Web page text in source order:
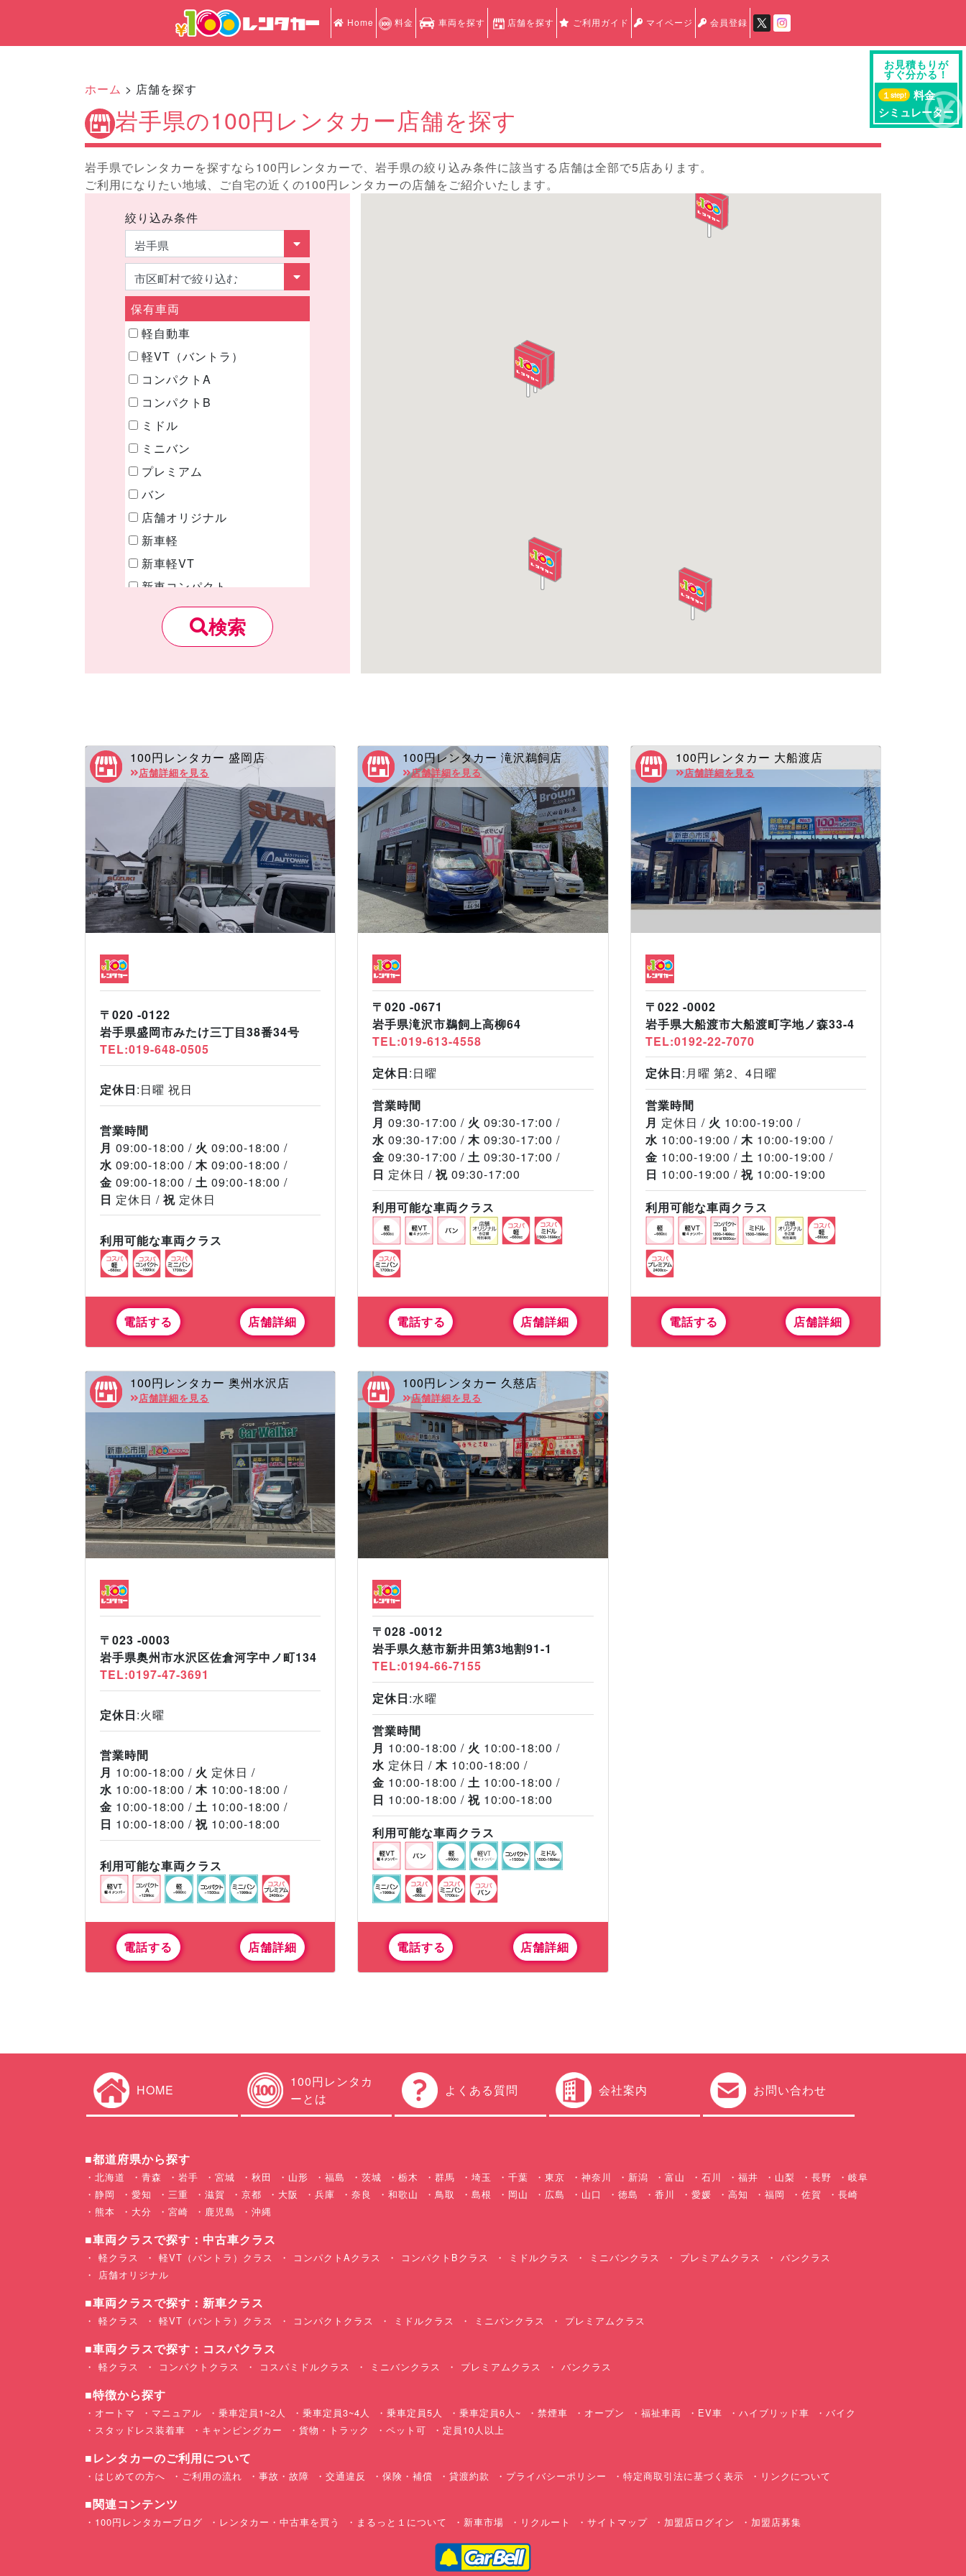
Home 料金 車両を探す 店舗を探す ご利用ガイド マイページ 会員登録
ホーム > 店舗を探す
岩手県の100円レンタカー店舗を探す
岩手県でレンタカーを探すなら100円レンタカーで、岩手県の絞り込み条件に該当する店舗は全部で5店あります。
ご利用になりたい地域、ご自宅の近くの100円レンタカーの店舗をご紹介いたします。
絞り込み条件
保有車両
軽自動車
軽VT（バントラ）
コンパクトA
コンパクトB
ミドル
ミニバン
プレミアム
バン
店舗オリジナル
新車軽
新車軽VT
新車コンパクト
新車ミドル
新車ミニバン
コスパ軽
コスパミニバン
コスパプレミアム
コスパバン
検索
100円レンタカー 盛岡店
店舗詳細を見る
〒020 -0122
岩手県盛岡市みたけ三丁目38番34号
TEL:019-648-0505
定休日:日曜 祝日
営業時間
月 09:00-18:00 火 09:00-18:00
水 09:00-18:00 木 09:00-18:00
金 09:00-18:00 土 09:00-18:00
日 定休日 祝 定休日
利用可能な車両クラス
電話する 店舗詳細
100円レンタカー 滝沢鵜飼店
店舗詳細を見る
〒020 -0671
岩手県滝沢市鵜飼上高柳64
TEL:019-613-4558
定休日:日曜
営業時間
月 09:30-17:00 火 09:30-17:00
水 09:30-17:00 木 09:30-17:00
金 09:30-17:00 土 09:30-17:00
日 定休日 祝 09:30-17:00
利用可能な車両クラス
電話する 店舗詳細
100円レンタカー 大船渡店
店舗詳細を見る
〒022 -0002
岩手県大船渡市大船渡町字地ノ森33-4
TEL:0192-22-7070
定休日:月曜 第2、4日曜
営業時間
月 定休日 火 10:00-19:00
水10:00-19:00 木10:00-19:00
金 10:00-19:00 土 10:00-19:00
日 10:00-19:00 祝10:00-19:00
利用可能な車両クラス
電話する 店舗詳細
100円レンタカー 奥州水沢店
店舗詳細を見る
〒023 -0003
岩手県奥州市水沢区佐倉河字中ノ町134
TEL:0197-47-3691
定休日:火曜
営業時間
月 10:00-18:00 火 定休日
水 10:00-18:00 木 10:00-18:00
金 10:00-18:00 土 10:00-18:00
日 10:00-18:00 祝 10:00-18:00
利用可能な車両クラス
電話する 店舗詳細
100円レンタカー 久慈店
店舗詳細を見る
〒028 -0012
岩手県久慈市新井田第3地割91-1
TEL:0194-66-7155
定休日:水曜
営業時間
月 10:00-18:00 火 10:00-18:00
水 定休日 木 10:00-18:00
金 10:00-18:00 土 10:00-18:00
日 10:00-18:00 祝 10:00-18:00
利用可能な車両クラス
電話する 店舗詳細
お見積もりが
すぐ分かる！
１step!
料金
シミュレーター
HOME
100円レンタカ
ーとは
よくある質問 会社案内 お問い合わせ
■都道府県から探す
北海道 青森 岩手 宮城 秋田 山形 福島 茨城 栃木 群馬 埼玉 千葉 東京 神奈川 新潟 富山 石川 福井 山梨 長野
岐阜
静岡
愛知 三重 滋賀 京都 大阪 兵庫 奈良 和歌山 鳥取 島根 岡山 広島 山口 徳島 香川 愛媛 高知 福岡 佐賀
長崎
熊本
大分 宮崎 鹿児島 沖縄
■車両クラスで探す：中古車クラス
軽クラス 軽VT（バントラ）クラス コンパクトAクラス コンパクトBクラス ミドルクラス ミニバンクラス プレミアムクラス
バンクラス
店舗オリジナル
■車両クラスで探す：新車クラス
軽クラス 軽VT（バントラ）クラス コンパクトクラス ミドルクラス ミニバンクラス プレミアムクラス
■車両クラスで探す：コスパクラス
軽クラス コンパクトクラス コスパミドルクラス ミニバンクラス プレミアムクラス バンクラス
■特徴から探す
オートマ マニュアル 乗車定員1~2人 乗車定員3~4人 乗車定員5人 乗車定員6人~ 禁煙車 オープン 福祉車両 EV車 ハイブリッド車
バイク
スタッドレス装着車
キャンピングカー 貨物・トラック ペット可 定員10人以上
■レンタカーのご利用について
はじめての方へ ご利用の流れ 事故・故障 交通違反 保険・補償 貸渡約款 プライバシーポリシー 特定商取引法に基づく表示 リンクについて
■関連コンテンツ
100円レンタカーブログ レンタカー・中古車を買う まるっと１について 新車市場 リクルート サイトマップ 加盟店ログイン 加盟店募集